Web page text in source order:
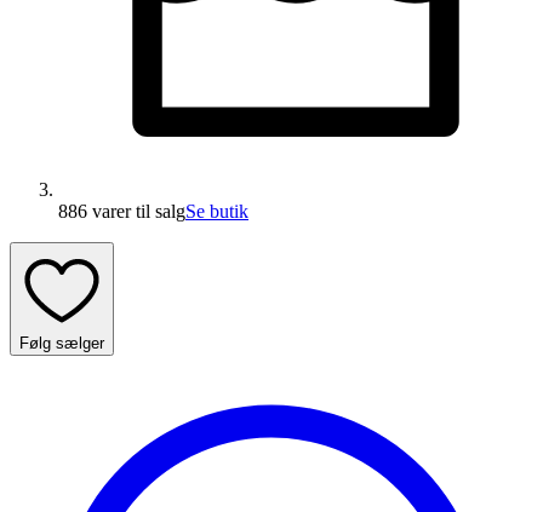
886 varertil salgSe butik
Følg sælger